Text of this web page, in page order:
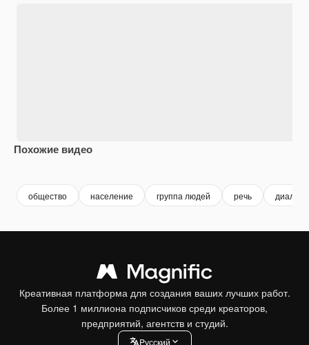
Похожие видео
общество население группа людей речь диалог
Креативная платформа для создания ваших лучших работ.
Более 1 миллиона подписчиков среди креаторов,
предприятий, агентств и студий.
Pусский